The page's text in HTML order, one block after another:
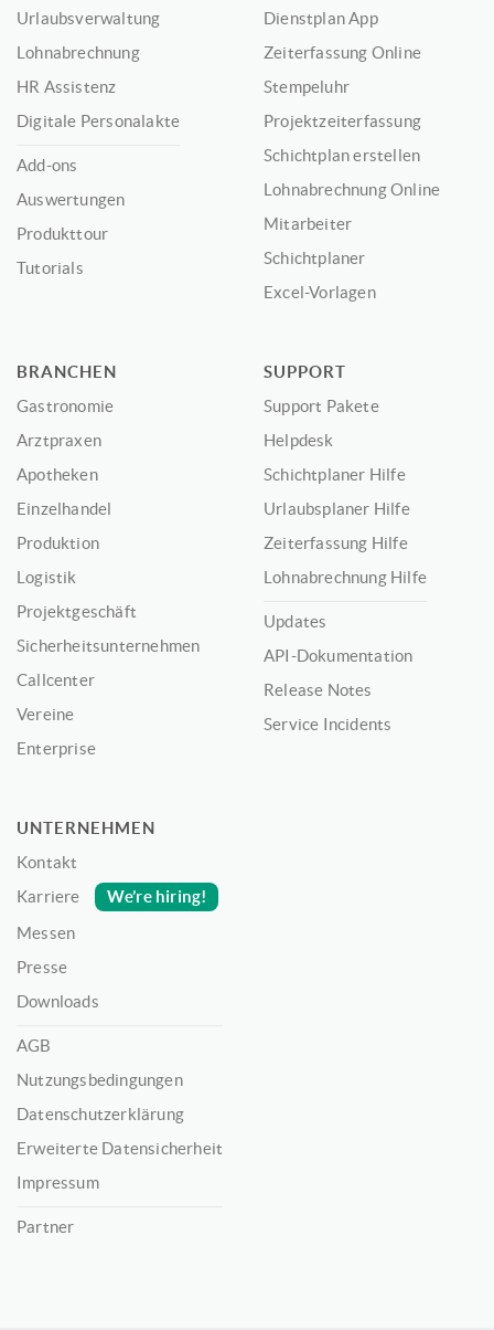
Urlaubsverwaltung
Lohnabrechnung
HR Assistenz
Digitale Personalakte
Add-ons
Auswertungen
Produkttour
Tutorials
Dienstplan App
Zeiterfassung Online
Stempeluhr
Projektzeiterfassung
Schichtplan erstellen
Lohnabrechnung Online
Mitarbeiter
Schichtplaner
Excel-Vorlagen
BRANCHEN
Gastronomie
Arztpraxen
Apotheken
Einzelhandel
Produktion
Logistik
Projektgeschäft
Sicherheitsunternehmen
Callcenter
Vereine
Enterprise
SUPPORT
Support Pakete
Helpdesk
Schichtplaner Hilfe
Urlaubsplaner Hilfe
Zeiterfassung Hilfe
Lohnabrechnung Hilfe
Updates
API-Dokumentation
Release Notes
Service Incidents
UNTERNEHMEN
Kontakt
Karriere
We’re hiring!
Messen
Presse
Downloads
AGB
Nutzungsbedingungen
Datenschutzerklärung
Erweiterte Datensicherheit
Impressum
Partner